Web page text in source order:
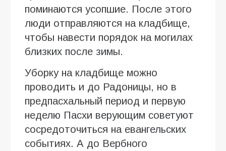
поминаются усопшие. После этого
люди отправляются на кладбище,
чтобы навести порядок на могилах
близких после зимы.
Уборку на кладбище можно
проводить и до Радоницы, но в
предпасхальный период и первую
неделю Пасхи верующим советуют
сосредоточиться на евангельских
событиях. А до Вербного